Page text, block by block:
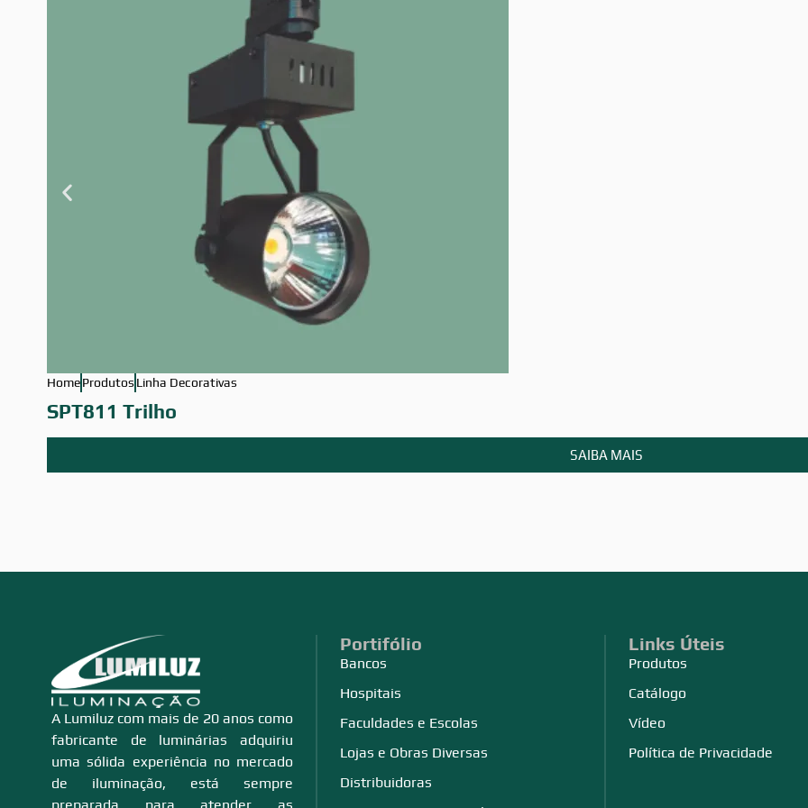
HomeProdutos Linha Decorativas
SPT811 Trilho
SAIBA MAIS
A Lumiluz com mais de 20 anos como
fabricante de luminárias adquiriu
uma sólida experiência no mercado
de iluminação, está sempre
Portifólio
Bancos
Hospitais
Faculdades e Escolas
Lojas e Obras Diversas
Distribuidoras
Links Úteis
Produtos
Catálogo
Vídeo
Política de Privacidade